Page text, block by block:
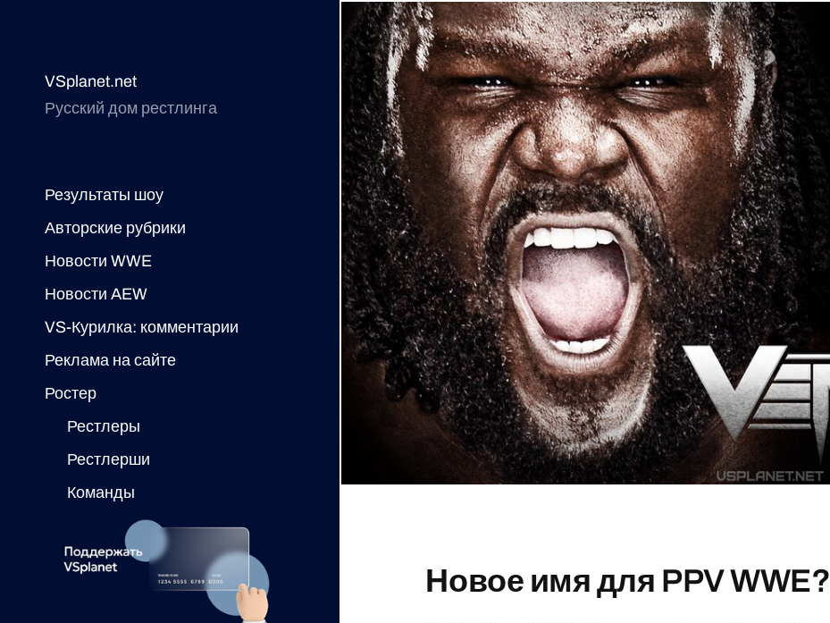
VSplanet.net
Русский дом рестлинга
Результаты шоу
Авторские рубрики
Новости WWE
Новости AEW
VS-Курилка: комментарии
Реклама на сайте
Ростер
Рестлеры
Рестлерши
Команды
Новое имя для PPV WWE?